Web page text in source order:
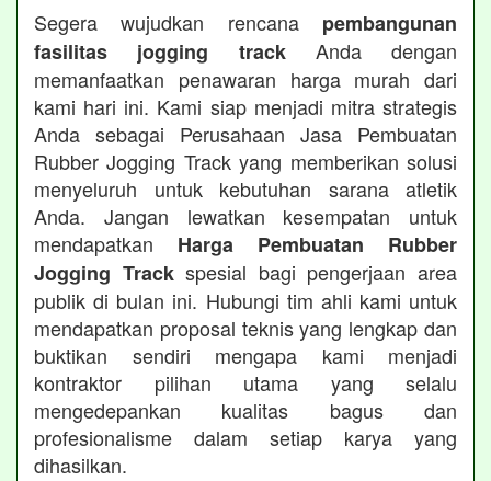
Segera wujudkan rencana pembangunan
fasilitas jogging trackAnda dengan
memanfaatkan penawaran harga murah dari
kami hari ini. Kami siap menjadi mitra strategis
Anda sebagai Perusahaan Jasa Pembuatan
Rubber Jogging Track yang memberikan solusi
menyeluruh untuk kebutuhan sarana atletik
Anda. Jangan lewatkan kesempatan untuk
mendapatkan Harga Pembuatan Rubber
Jogging Trackspesial bagi pengerjaan area
publik di bulan ini. Hubungi tim ahli kami untuk
mendapatkan proposal teknis yang lengkap dan
buktikan sendiri mengapa kami menjadi
kontraktor pilihan utama yang selalu
mengedepankan kualitas bagus dan
profesionalisme dalam setiap karya yang
dihasilkan.